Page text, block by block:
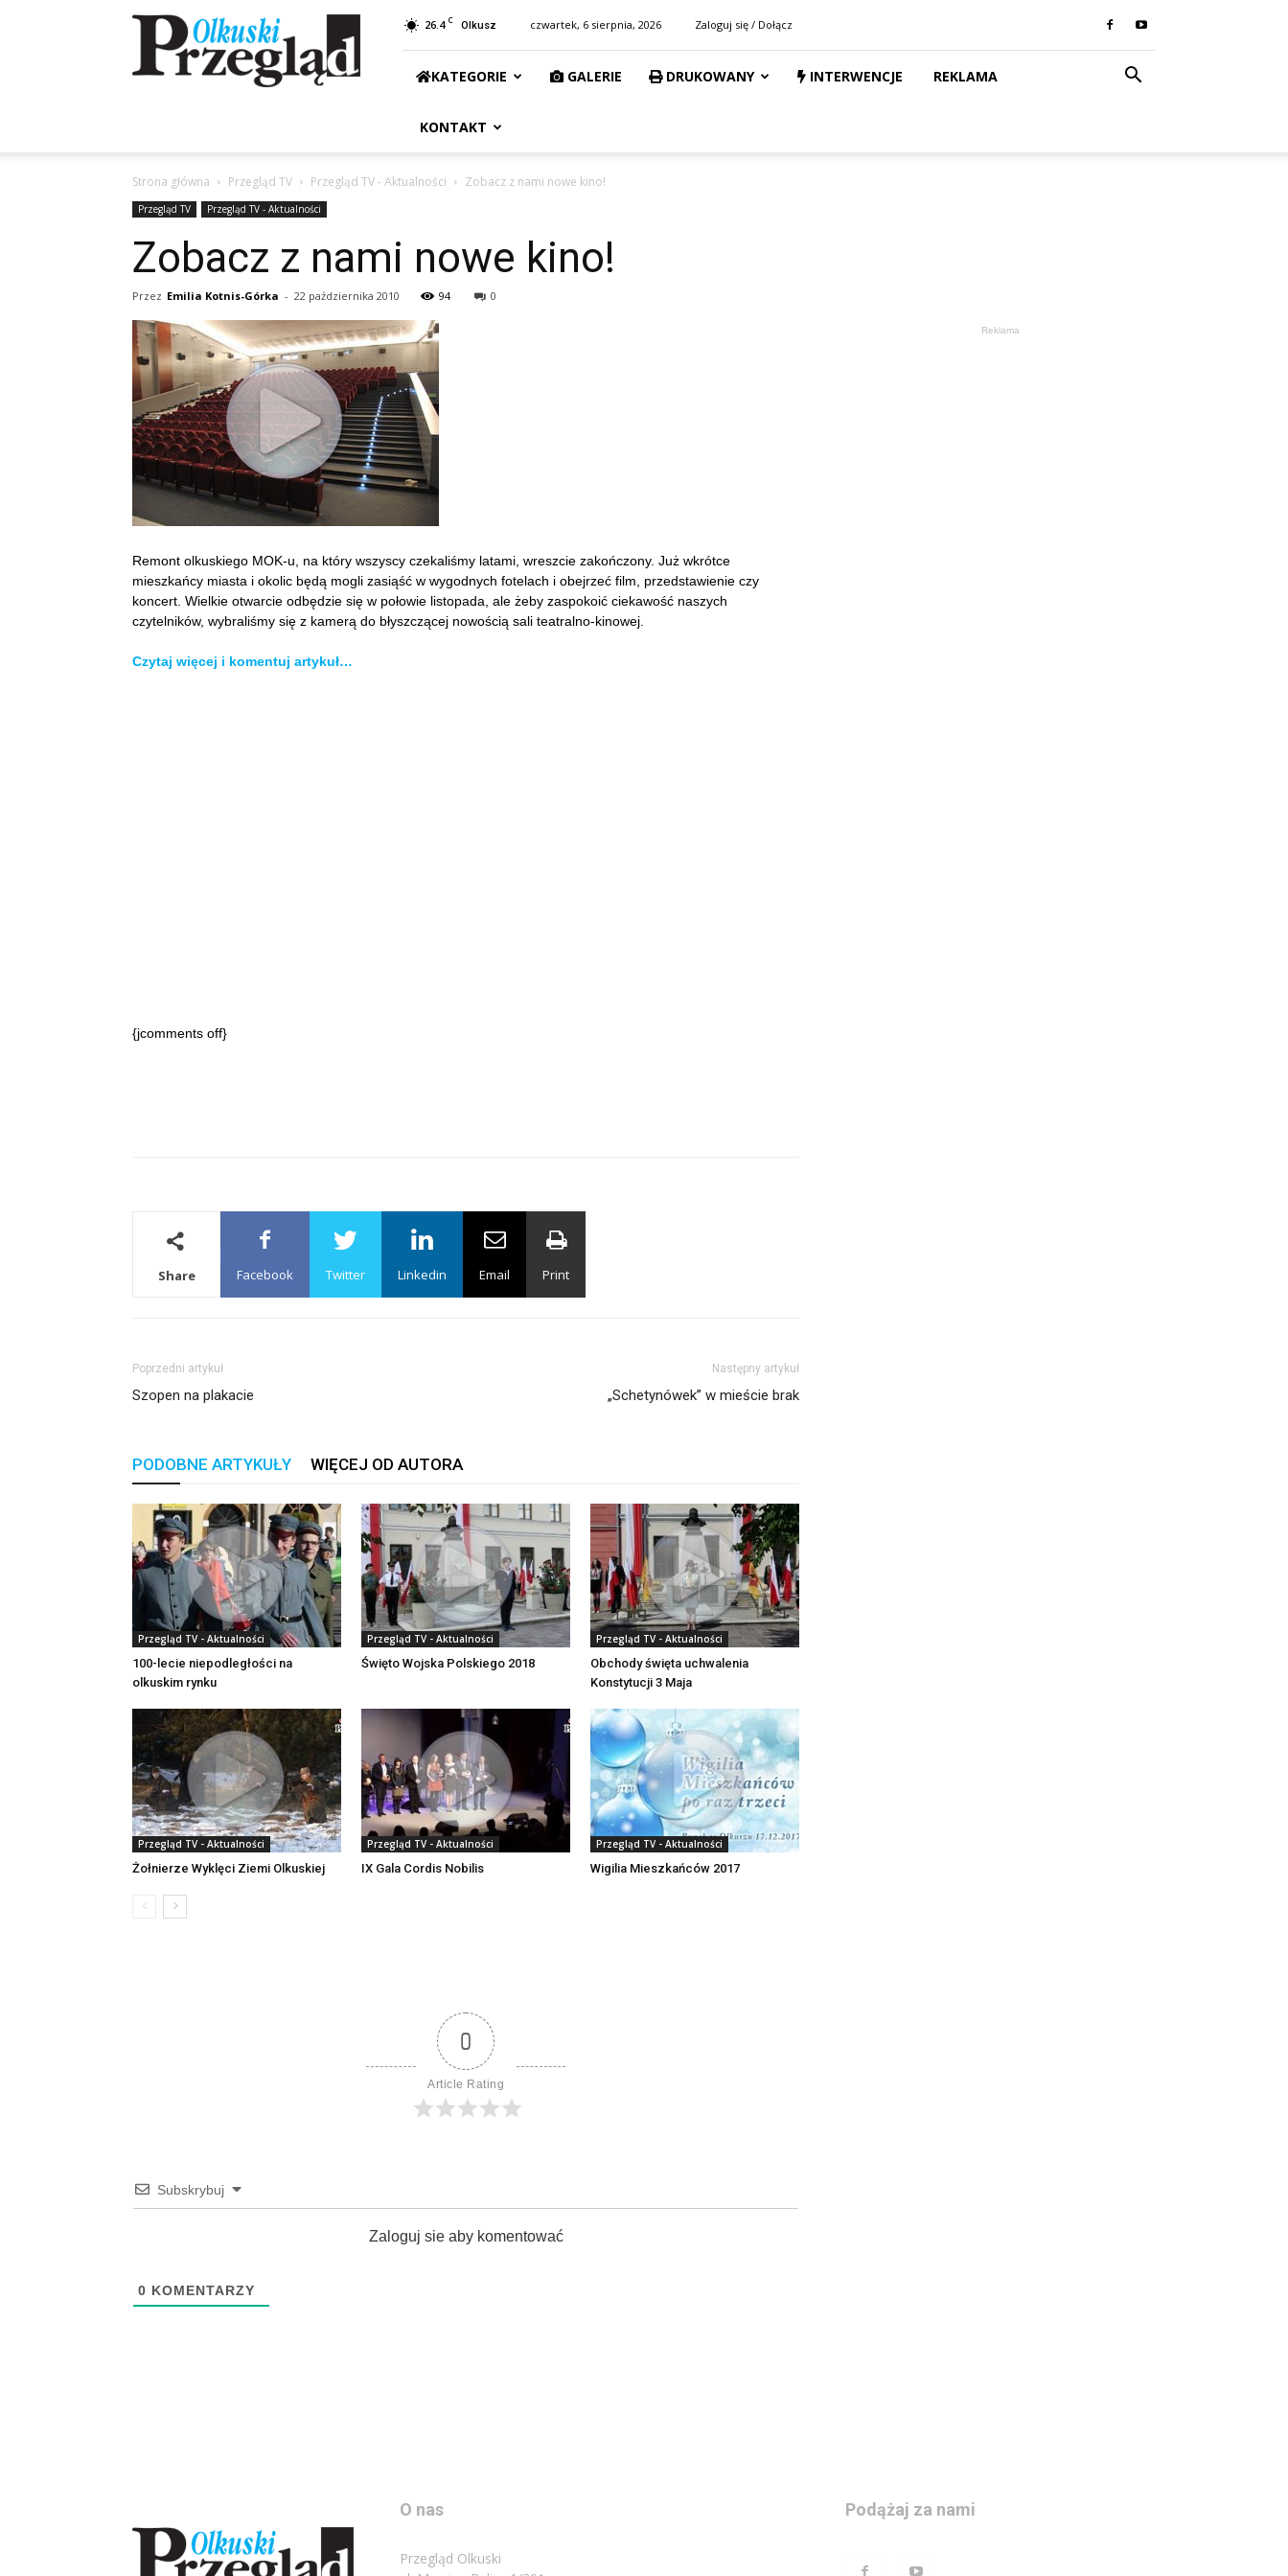
Przegląd
Olkuski
26.4 C Olkusz czwartek, 6 sierpnia, 2026 Zaloguj się / Dołącz
KATEGORIE GALERIE DRUKOWANY INTERWENCJE REKLAMA
KONTAKT
Strona główna Przegląd TV Przegląd TV - Aktualności Zobacz z nami nowe kino!
Przegląd TV Przegląd TV - Aktualności
Zobacz z nami nowe kino!
Przez Emilia Kotnis-Górka - 22 października 2010 94 0
Remont olkuskiego MOK-u, na który wszyscy czekaliśmy latami, wreszcie zakończony. Już wkrótce
mieszkańcy miasta i okolic będą mogli zasiąść w wygodnych fotelach i obejrzeć film, przedstawienie czy
koncert. Wielkie otwarcie odbędzie się w połowie listopada, ale żeby zaspokoić ciekawość naszych
czytelników, wybraliśmy się z kamerą do błyszczącej nowością sali teatralno-kinowej.
Czytaj więcej i komentuj artykuł…
{jcomments off}
Share Facebook Twitter Linkedin Email Print
Poprzedni artykuł
Szopen na plakacie
Następny artykuł
„Schetynówek” w mieście brak
PODOBNE ARTYKUŁY WIĘCEJ OD AUTORA
Przegląd TV - Aktualności
100-lecie niepodległości na
olkuskim rynku
Przegląd TV - Aktualności
Święto Wojska Polskiego 2018
Przegląd TV - Aktualności
Obchody święta uchwalenia
Konstytucji 3 Maja
Przegląd TV - Aktualności
Żołnierze Wyklęci Ziemi Olkuskiej
Przegląd TV - Aktualności
IX Gala Cordis Nobilis
Przegląd TV - Aktualności
Wigilia Mieszkańców 2017
0
Article Rating
Subskrybuj
Zaloguj sie aby komentować
0 KOMENTARZY
Reklama
O nas
Przegląd Olkuski
Podążaj za nami